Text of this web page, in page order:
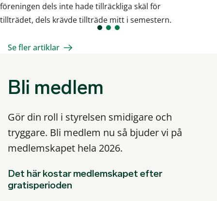
föreningen dels inte hade tillräckliga skäl för
tillträdet, dels krävde tillträde mitt i semestern.
Se fler artiklar
Bli medlem
Gör din roll i styrelsen smidigare och
tryggare. Bli medlem nu så bjuder vi på
medlemskapet hela 2026.
Det här kostar medlemskapet efter
gratisperioden